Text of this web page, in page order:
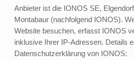
Anbieter ist die IONOS SE,
Montabaur (nachfolgend IONOS).
Website besuchen, erfasst IONOS
inklusive Ihrer IP-Adressen. Details
Datenschutzerklärung von IONOS: